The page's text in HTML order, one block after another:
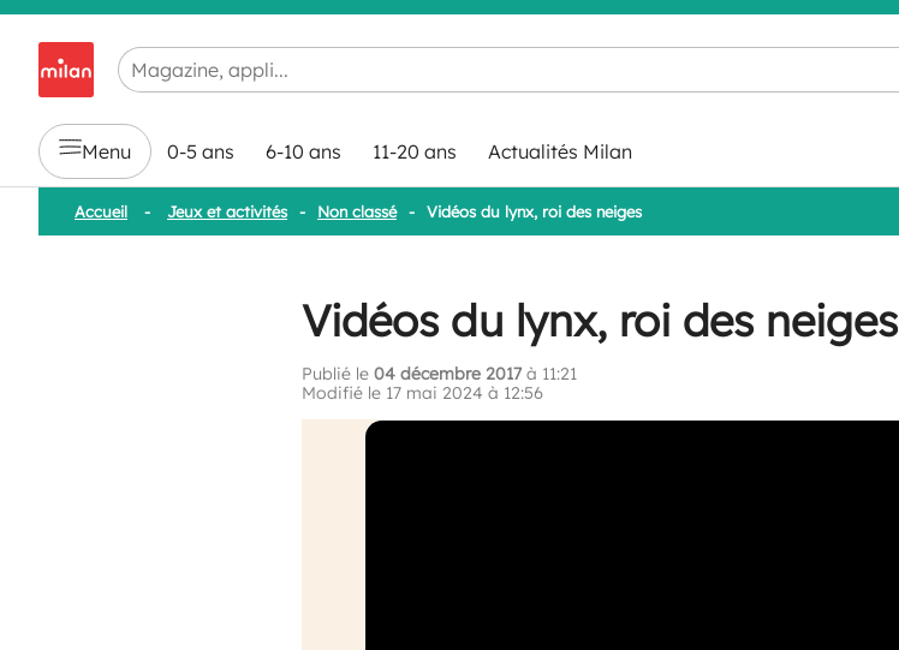
Chargement en cours...
Menu 0-5 ans 6-10 ans 11-20 ans Actualités Milan
Accueil - Jeux et activités - Non classé - Vidéos du lynx, roi des neiges
Vidéos du lynx, roi des neiges
Publié le 04 décembre 2017 à 11:21
Modifié le 17 mai 2024 à 12:56